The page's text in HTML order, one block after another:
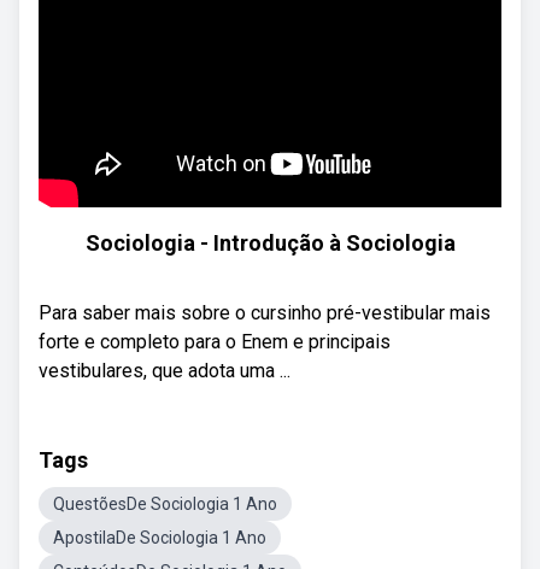
Sociologia - Introdução à Sociologia
Para saber mais sobre o cursinho pré-vestibular mais
forte e completo para o Enem e principais
vestibulares, que adota uma ...
Tags
QuestõesDe Sociologia 1 Ano
ApostilaDe Sociologia 1 Ano